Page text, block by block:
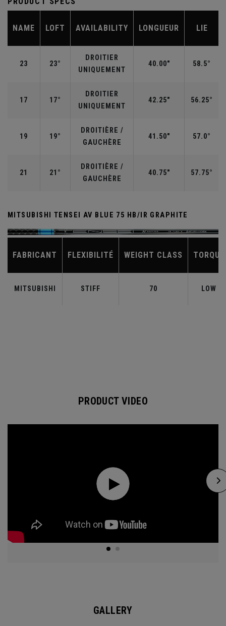
NAME LOFT AVAILABILITY LONGUEUR LIE
23 23°
DROITIER
UNIQUEMENT
40.00" 58.5°
17 17°
DROITIER
UNIQUEMENT
42.25" 56.25°
19 19°
DROITIÈRE /
GAUCHÈRE
41.50" 57.0°
21 21°
DROITIÈRE /
GAUCHÈRE
40.75" 57.75°
MITSUBISHI TENSEI AV BLUE 75 HB/IR GRAPHITE
FABRICANT FLEXIBILITÉ WEIGHT CLASS TORQUE
MITSUBISHI STIFF 70 LOW
PRODUCT VIDEO
GALLERY